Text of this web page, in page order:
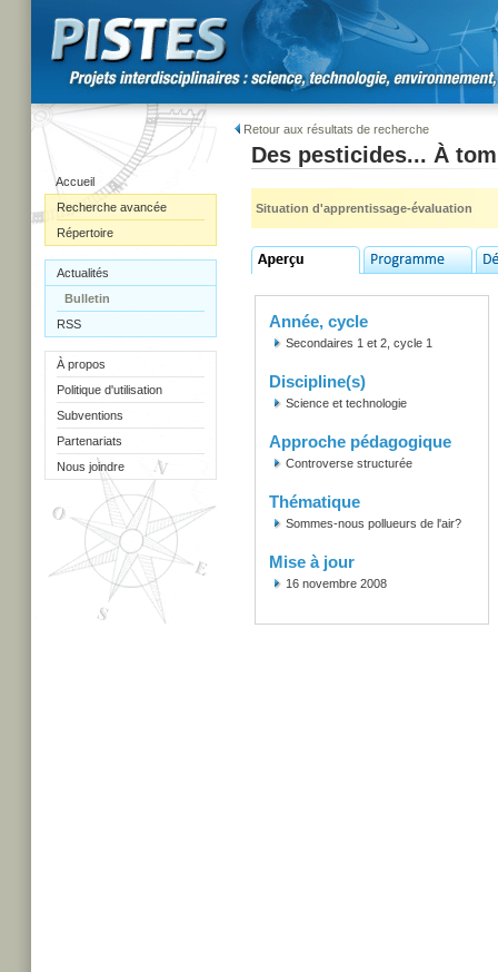
Accueil
Recherche avancée
Répertoire
Actualités
Bulletin
RSS
À propos
Politique d'utilisation
Subventions
Partenariats
Nous joindre
Retour aux résultats de recherche
Des pesticides... À
Situation d'apprentissage-évaluation
Année, cycle
Secondaires 1 et 2, cycle 1
Discipline(s)
Science et technologie
Approche pédagogique
Controverse structurée
Thématique
Sommes-nous pollueurs de l'air?
Mise à jour
16 novembre 2008